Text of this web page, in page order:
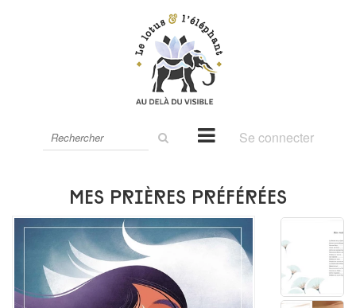
le
Se connecter
Mes prières préférées